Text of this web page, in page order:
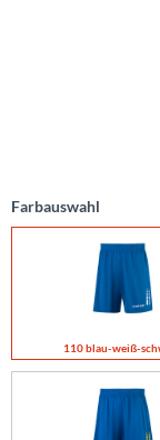
Farbauswahl
110 blau-weiß-